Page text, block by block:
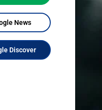
News
Discover